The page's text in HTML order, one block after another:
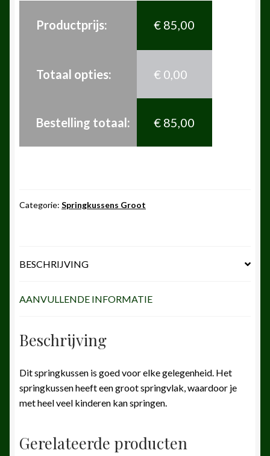
Productprijs: € 85,00
Totaal opties: € 0,00
Bestelling totaal: € 85,00
Categorie: Springkussens Groot
BESCHRIJVING
AANVULLENDE INFORMATIE
Beschrijving
Dit springkussen is goed voor elke gelegenheid. Het
springkussen heeft een groot springvlak, waardoor je
met heel veel kinderen kan springen.
Gerelateerde producten